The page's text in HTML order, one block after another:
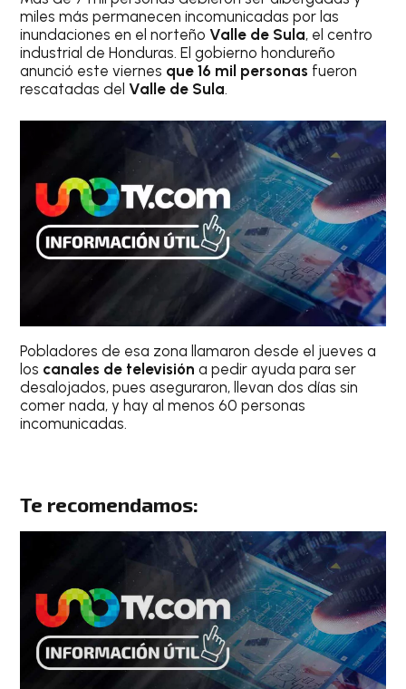
miles más permanecen incomunicadas por las
inundaciones en el norteñoValle de Sula, el centro
industrial de Honduras. El gobierno hondureño
anunció este viernes que 16 mil personas fueron
rescatadas delValle de Sula.
Pobladores de esa zona llamaron desde el jueves a
los canales de televisión a pedir ayuda para ser
desalojados, pues aseguraron, llevan dos días sin
comer nada, y hay al menos 60 personas
incomunicadas.
Te recomendamos: